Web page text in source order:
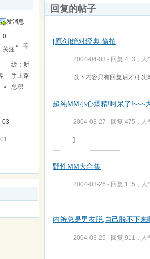
发消息
0
关注
等
级：新
手上路
总积
03
回复的帖子
[原创]绝对经典 偷拍
2004-04-03 - 回复:413，人
以下内容只有回复后才可以
超纯MM小心爆精!呵呆了!~~~
2004-03-27 - 回复:475，人
]
野性MM大合集
2004-03-26 - 回复:115，人
内裤总是男友脱,自己脱不下来
2004-03-25 - 回复:911，人